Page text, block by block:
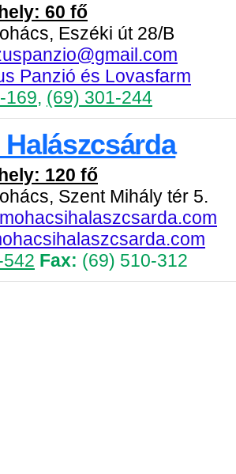
60 fő
Eszéki út 28/B
Panzió és Lovasfarm
169, (69) 301-244
120 fő
Szent Mihály tér 5.
Fax: (69) 510-312